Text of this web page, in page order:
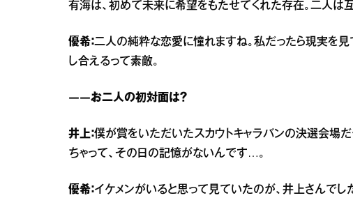
有海は、初めて未来に希望をもたせてくれた存在。二人は
優希：二人の純粋な恋愛に憧れますね。私だったら現実を
し合えるって素敵。
――お二人の初対面は？
井上：僕が賞をいただいたスカウトキャラバンの決選会場
ちゃって、その日の記憶がないんです…。
優希：イケメンがいると思って見ていたのが、井上さんでし